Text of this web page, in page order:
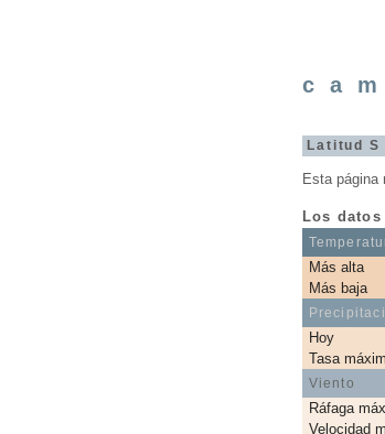
Latitud
Esta página
Los
Más alta
Más baja
Hoy
Tasa
Viento
Ráfaga
Velocidad